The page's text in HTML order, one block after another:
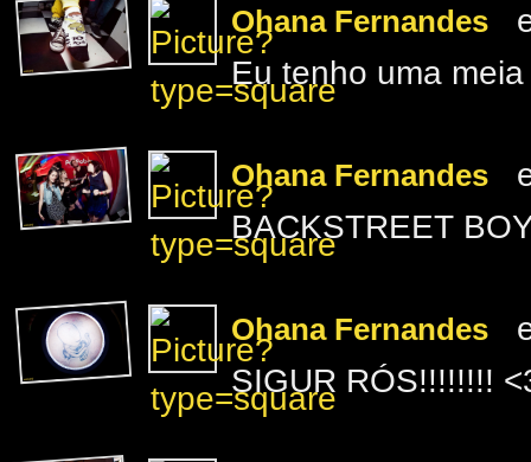
Ohana Fernandes
Eu tenho uma
Ohana Fernandes
BACKSTREET
Ohana Fernandes
SIGUR RÓS!!!!!!!!